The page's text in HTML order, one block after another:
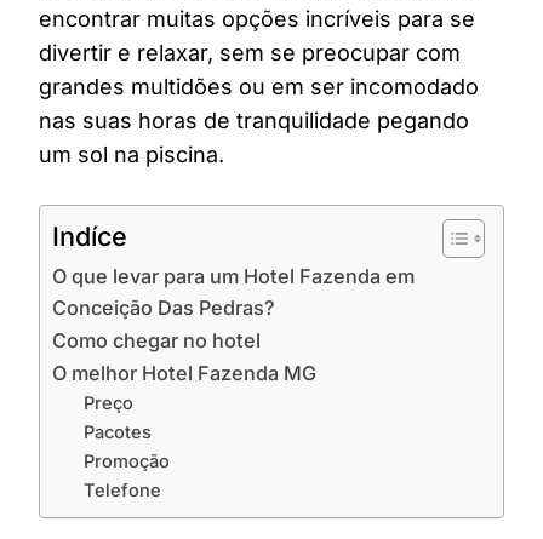
encontrar muitas opções incríveis para se
divertir e relaxar, sem se preocupar com
grandes multidões ou em ser incomodado
nas suas horas de tranquilidade pegando
um sol na piscina.
Indíce
O que levar para um Hotel Fazenda em
Conceição Das Pedras?
Como chegar no hotel
O melhor Hotel Fazenda MG
Preço
Pacotes
Promoção
Telefone